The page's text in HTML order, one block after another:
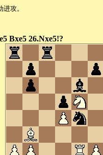
攻。
Bxe5 26.Nxe5!?